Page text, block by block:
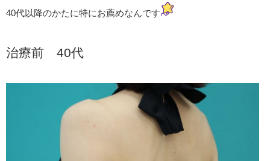
40代以降のかたに特にお薦めなんです
治療前 40代